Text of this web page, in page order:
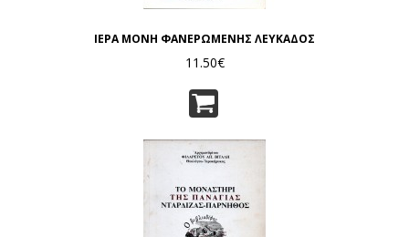
ΙΕΡΑ ΜΟΝΗ ΦΑΝΕΡΩΜΕΝΗΣ ΛΕΥΚΑΔΟΣ
11.50€